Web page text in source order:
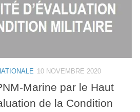
10 NOVEMBRE 2020
Marine par le Haut
de la Condition